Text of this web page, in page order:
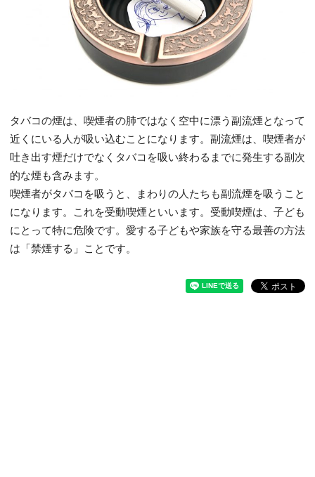
タバコの煙は、喫煙者の肺ではなく空中に漂う副流煙となって
近くにいる人が吸い込むことになります。副流煙は、喫煙者が
吐き出す煙だけでなくタバコを吸い終わるまでに発生する副次
的な煙も含みます。
喫煙者がタバコを吸うと、まわりの人たちも副流煙を吸うこと
になります。これを受動喫煙といいます。受動喫煙は、子ども
にとって特に危険です。愛する子どもや家族を守る最善の方法
は「禁煙する」ことです。